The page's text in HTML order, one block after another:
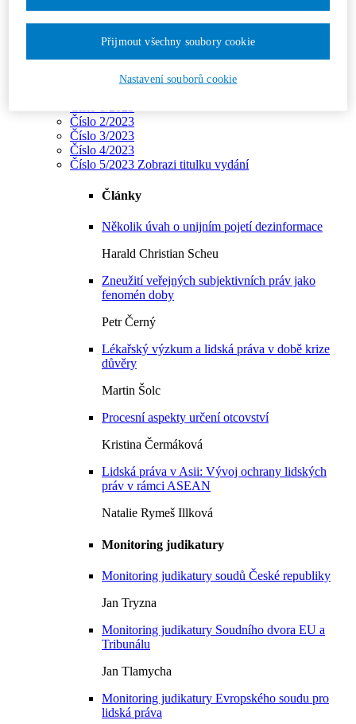
Číslo 2/2024
Číslo 3/2024
Číslo 4/2024
Číslo 5/2024
Číslo 6/2024
Číslo 2/2023
Číslo 3/2023
Číslo 4/2023
Číslo 5/2023 Zobrazi titulku vydání
Články
Několik úvah o unijním pojetí dezinformace
Harald Christian Scheu
Zneužití veřejných subjektivních práv jako
fenomén doby
Petr Černý
Lékařský výzkum a lidská práva v době krize
důvěry
Martin Šolc
Procesní aspekty určení otcovství
Kristina Čermáková
Lidská práva v Asii: Vývoj ochrany lidských
práv v rámci ASEAN
Natalie Rymeš Illková
Monitoring judikatury
Monitoring judikatury soudů České republiky
Jan Tryzna
Monitoring judikatury Soudního dvora EU a
Tribunálu
Jan Tlamycha
Monitoring judikatury Evropského soudu pro
lidská práva
Nastavení souborů cookie
Přijmout všechny soubory cookie